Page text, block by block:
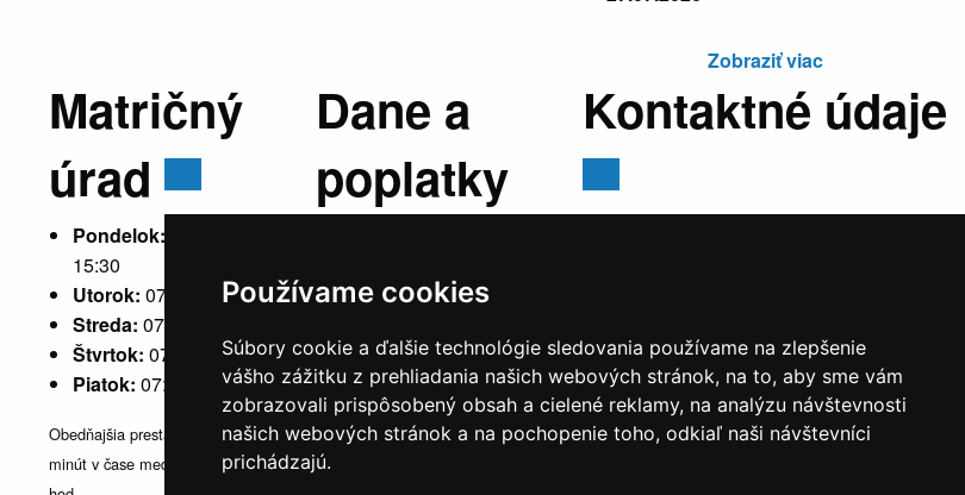
Používame cookies
Súbory cookie a ďalšie technológie sledovania používame na zlepšenie
vášho zážitku z prehliadania našich webových stránok, na to, aby sme vám
zobrazovali prispôsobený obsah a cielené reklamy, na analýzu návštevnosti
našich webových stránok a na pochopenie toho, odkiaľ naši návštevníci
prichádzajú.
Zobraziť viac
Matričný
úrad
Pondelok:
15:30
Utorok: 07:30 - 15:30
Streda: 07:30 - 17:00
Štvrtok: 07:30 - 15:30
Piatok: 07:30 - 14:00
Obedňajšia prestávka v trvaní 30
minút v čase medzi 10:30 - 11:30
Dane a
poplatky
Pondelok:07:30 -
Utorok:nestránkový
Streda:07:30 - 17:00
Štvrtok:nestránkový
Piatok:
07:30 - 14:00
Kontaktné údaje
IČO:00314676
DIČ:2020571707